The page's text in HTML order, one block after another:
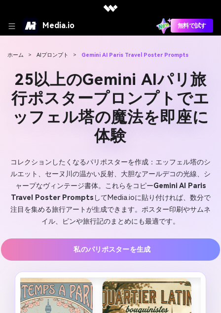
Media.io 無料で試す
ホーム > AIプロンプト > Gemini AI Paris Travel Poster Prompts
25以上のGemini AIパリ旅
行ポスタープロンプトでエ
ッフェル塔の魔法を即座に
体験
コレクションしたくなるパリポスターを作成：エッフェル塔のシ
ルエット、セーヌ川の温かい反射、大胆なアールデコの光線、シ
ャープなヴィンテージ書体。これらをコピーGemini AI Paris
Travel Poster Prompts してMedia.ioに貼り付ければ、数分で
注目を集める旅行アートが生成できます。ポスター印刷やサムネ
イル、ピンや旅行記のまとめにも最適です。
私のパリポスターを生成